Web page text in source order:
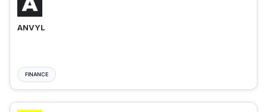
ANVYL
FINANCE